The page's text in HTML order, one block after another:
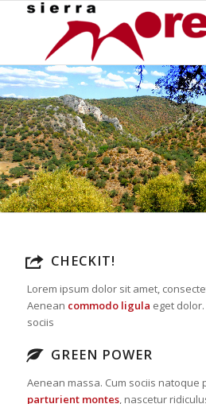
CHECKIT!
Lorem ipsum dolor sit amet,
Aenean commodo ligula eget
sociis
GREEN POWER
Aenean massa. Cum sociis natoque
parturient montes, nascetur